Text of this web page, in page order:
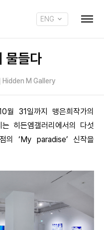
ENG
들다
Hidden M Gallery
월 31일까지 맹은희작가의
히든엠갤러리에서의 다섯
의 ‘My paradise’ 신작을